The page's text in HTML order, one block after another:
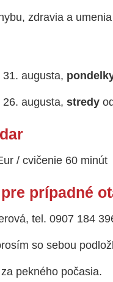
zdravia a
augusta,
26. augusta,stredy
/ cvičenie 60 minút
prípadné
tel. 0907 184
so sebou
pekného počasia.